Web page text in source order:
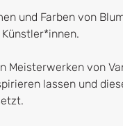
und Farben von
Meisterwerken von
lassen und